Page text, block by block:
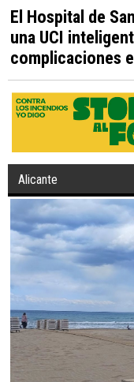
El Hospital de
una UCI
complicaciones
Alicante